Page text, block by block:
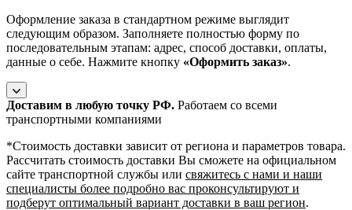
Оформление заказа в стандартном режиме выглядит
следующим образом. Заполняете полностью форму по
последовательным этапам: адрес, способ доставки, оплаты,
данные о себе. Нажмите кнопку «Оформить заказ».
Доставим в любую точку РФ. Работаем со всеми
транспортными компаниями
*Cтоимость доставки зависит от региона и параметров товара.
Рассчитать стоимость доставки Вы сможете на официальном
сайте транспортной службы или свяжитесь с нами и наши
специалисты более подробно вас проконсультируют и
подберут оптимальный вариант доставки в ваш регион.